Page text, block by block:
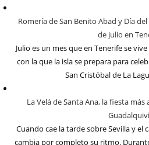
Romería de San Benito Abad y Día
de julio en
Julio es un mes que en Tenerife se
con la que la isla se prepara para
San Cristóbal de La
La Velá de Santa Ana, la fiesta
Cuando cae la tarde sobre Sevilla y el
cambia por completo su ritmo.